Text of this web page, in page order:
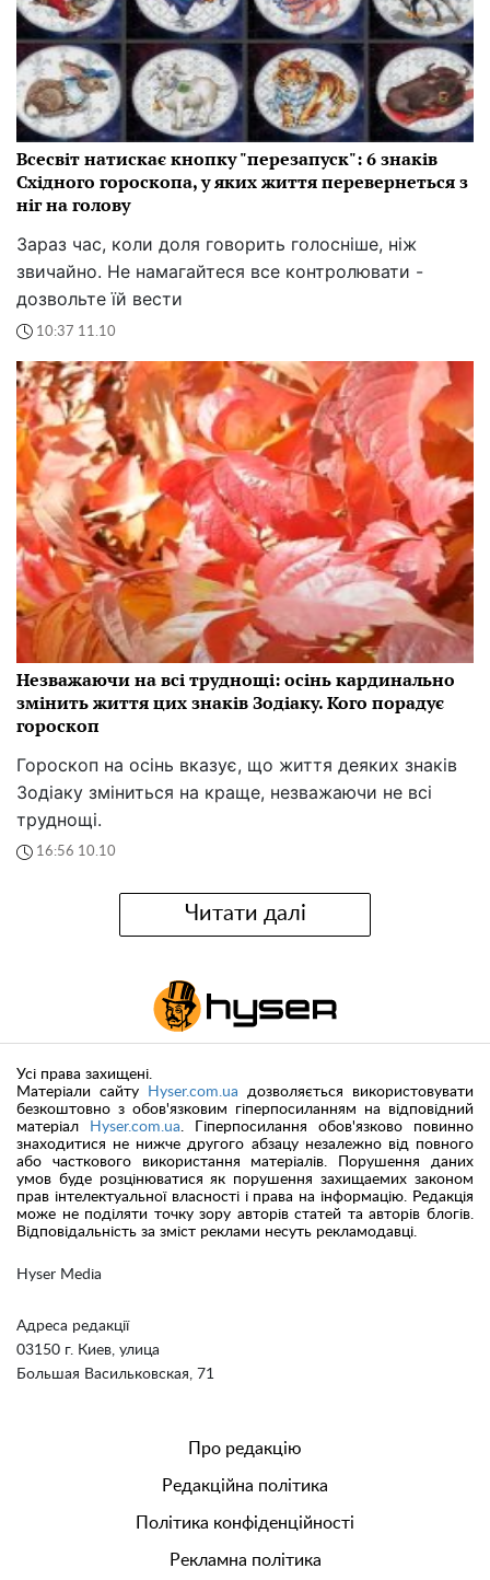
Всесвіт натискає кнопку "перезапуск": 6 знаків
Східного гороскопа, у яких життя перевернеться з
ніг на голову
Зараз час, коли доля говорить голосніше, ніж
звичайно. Не намагайтеся все контролювати -
дозвольте їй вести
10:37 11.10
Незважаючи на всі труднощі: осінь кардинально
змінить життя цих знаків Зодіаку. Кого порадує
гороскоп
Гороскоп на осінь вказує, що життя деяких знаків
Зодіаку зміниться на краще, незважаючи не всі
труднощі.
16:56 10.10
Читати далі
Hyser Media
Адреса редакції
03150 г. Киев, улица
Большая Васильковская, 71
Усі права захищені.
Матеріали сайту
Hyser.com.ua дозволяється використовувати
безкоштовно з обов'язковим гіперпосиланням на відповідний
матеріал
Hyser.com.ua. Гіперпосилання обов'язково повинно
знаходитися не нижче другого абзацу незалежно від повного
або часткового використання матеріалів. Порушення даних
умов буде розцінюватися як порушення захищаемих законом
прав інтелектуальної власності і права на інформацію. Редакція
може не поділяти точку зору авторів статей та авторів блогів.
Відповідальність за зміст реклами несуть рекламодавці.
Про редакцію
Редакційна політика
Політика конфіденційності
Рекламна політика